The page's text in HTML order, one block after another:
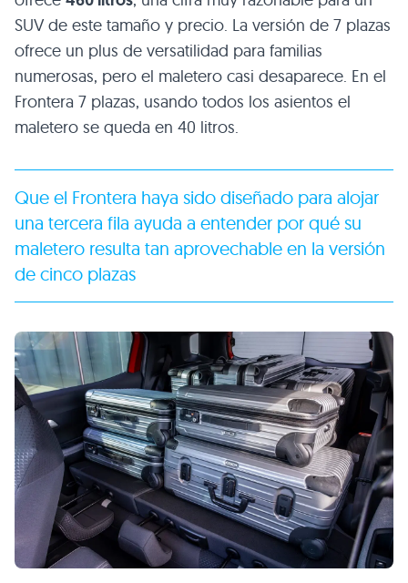
SUV de este tamaño y precio. La versión de 7 plazas
ofrece un plus de versatilidad para familias
numerosas, pero el maletero casi desaparece. En el
Frontera 7 plazas, usando todos los asientos el
maletero se queda en 40 litros.
Que el Frontera haya sido diseñado para alojar
una tercera fila ayuda a entender por qué su
maletero resulta tan aprovechable en la versión
de cinco plazas